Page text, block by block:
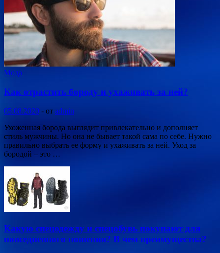
Мода
Как отрастить бороду и ухаживать за ней?
05.08.2020 - от admin
Ухоженная борода выглядит привлекательно и дополняет
стиль мужчины. Но она не бывает такой сама по себе. Нужно
правильно выбрать ее форму и ухаживать за ней. Уход за
бородой – это …
Какую спецодежду и спецобувь покупают для
повседневного ношения? В чем преимущества?